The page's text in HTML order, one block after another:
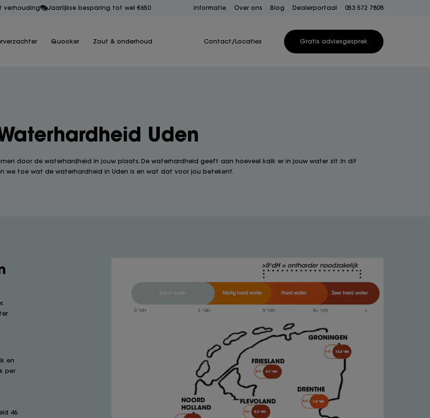
verhouding Jaarlijkse besparing tot wel €650 Informatie Over ons Blog Dealerportaal 053 572 7808
Quooker Zout & onderhoud Contact/Locaties Gratis adviesgesprek
Uden
door de waterhardheid in jouw plaats. De waterhardheid geeft aan hoeveel kalk er in jouw water zit. In dit
we toe wat de waterhardheid in Uden is en wat dat voor jou betekent.
en
per
46